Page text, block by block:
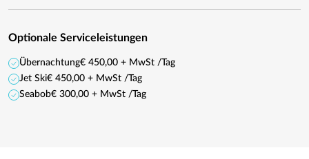
Optionale Serviceleistungen
Übernachtung€ 450,00 + MwSt /Tag
Jet Ski€ 450,00 + MwSt /Tag
Seabob€ 300,00 + MwSt /Tag